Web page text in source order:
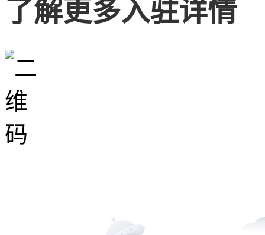
了解更多入驻详情